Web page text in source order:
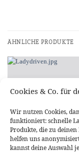
Cookies & Co. für
Wir nutzen Cookies,
funktioniert: schnelle
Produkte, die zu
helfen uns
kannst deine Auswahl
ÄHNLICHE PRODUKTE